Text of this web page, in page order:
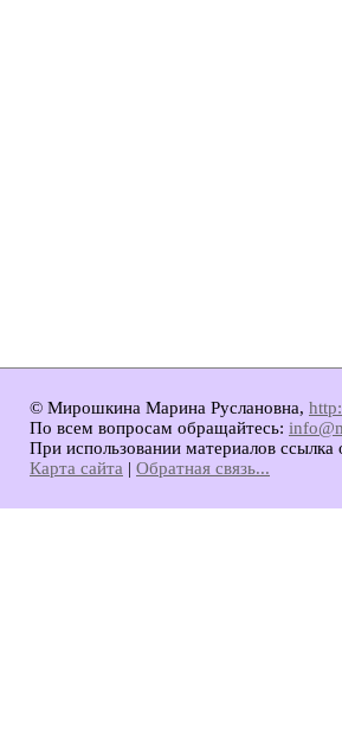
© Мирошкина Марина Руслановна,
По всем вопросам обращайтесь:
При использовании материалов ссылка
Карта сайта | Обратная связь...